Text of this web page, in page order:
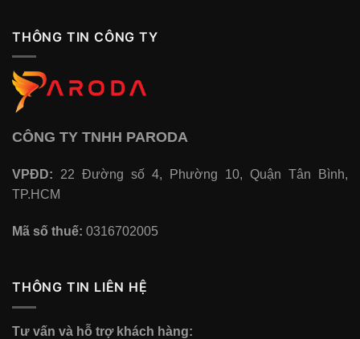
THÔNG TIN CÔNG TY
CÔNG TY TNHH PARODA
VPĐD: 22 Đường số 4, Phường 10, Quận Tân Bình,
TP.HCM
Mã số thuế: 0316702005
THÔNG TIN LIÊN HỆ
Tư vấn và hỗ trợ khách hàng: